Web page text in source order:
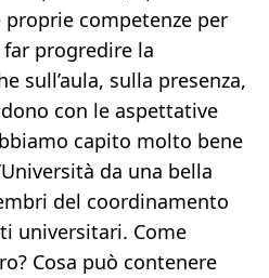
competenze per
progredire la
sull’aula, sulla presenza,
con le aspettative
capito molto bene
da una bella
del coordinamento
universitari. Come
Cosa può contenere